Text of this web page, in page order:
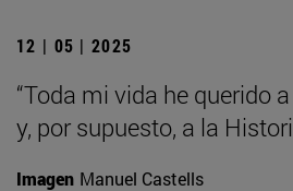
12 | 05 | 2025
“Toda mi vida he querido
y, por supuesto, a la
Imagen Manuel Castells